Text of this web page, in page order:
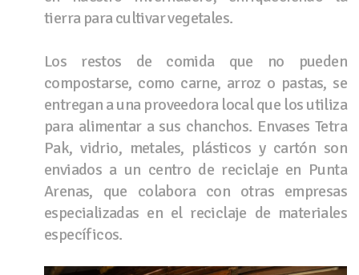
tierra para cultivar vegetales.
Los restos de comida que no pueden
compostarse, como carne, arroz o pastas, se
entregan a una proveedora local que los utiliza
para alimentar a sus chanchos. Envases Tetra
Pak, vidrio, metales, plásticos y cartón son
enviados a un centro de reciclaje en Punta
Arenas, que colabora con otras empresas
especializadas en el reciclaje de materiales
específicos.